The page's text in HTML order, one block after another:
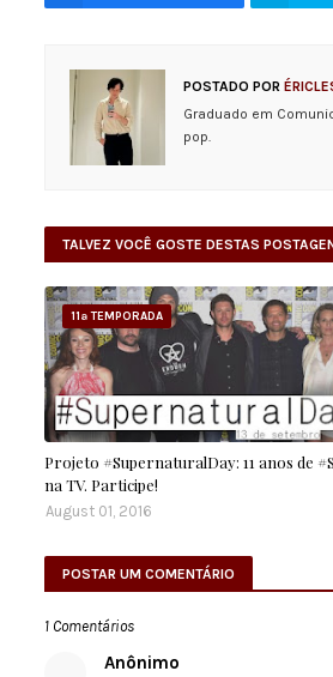
POSTADO POR
Graduado em
pop.
TALVEZ VOCÊ GOSTE DESTAS
11ª TEMPORADA
Projeto #SupernaturalDay: 11 anos de
na TV. Participe!
August 01, 2016
POSTAR UM COMENTÁRIO
1 Comentários
Anônimo